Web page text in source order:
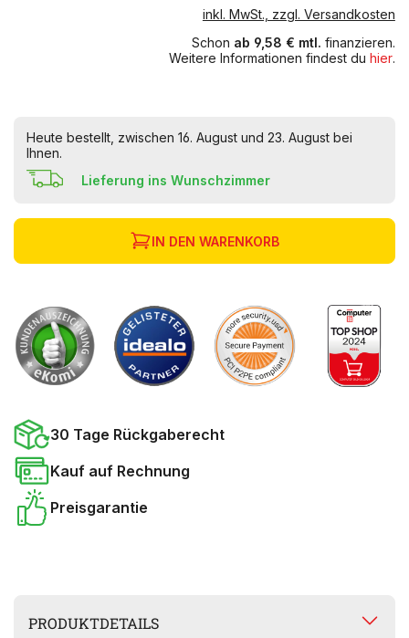
inkl. MwSt., zzgl. Versandkosten
Schon ab 9,58 € mtl. finanzieren.
Weitere Informationen findest du hier.
Heute bestellt, zwischen 16. August und 23. August bei
Ihnen.
Lieferung ins Wunschzimmer
IN DEN WARENKORB
30 Tage Rückgaberecht
Kauf auf Rechnung
Preisgarantie
PRODUKTDETAILS